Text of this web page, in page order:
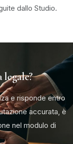
dallo Studio.
legale?
e risponde entro
accurata, è
nel modulo di